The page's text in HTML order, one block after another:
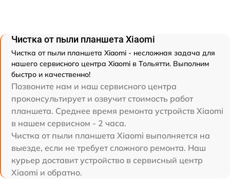
Чистка от пыли планшета Xiaomi
Чистка от пыли планшета Xiaomi - несложная задача для
нашего сервисного центра Xiaomi в Тольятти. Выполним
быстро и качественно!
Позвоните нам и наш сервисного центра
проконсультирует и озвучит стоимость работ
планшета. Среднее время ремонта устройств Xiaomi
в нашем сервисном - 2 часа.
Чистка от пыли планшета Xiaomi выполняется на
выезде, если не требует сложного ремонта. Наш
курьер доставит устройство в сервисный центр
Xiaomi и обратно.